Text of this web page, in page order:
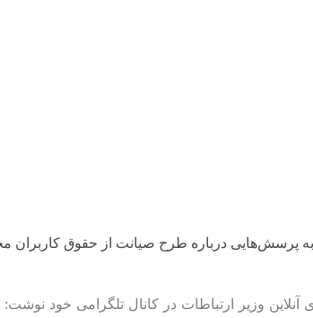
پرسش‌هایی درباره طرح صیانت از حقوق کاربران
وزیر ارتباطات در کانال تلگرامی خود